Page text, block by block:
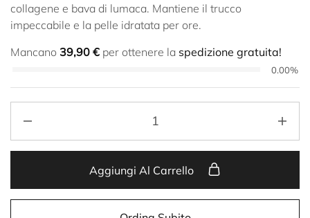
collagene e bava di lumaca. Mantiene il trucco
impeccabile e la pelle idratata per ore.
Mancano 39,90 € per ottenere la spedizione gratuita!
0.00%
Aggiungi Al Carrello